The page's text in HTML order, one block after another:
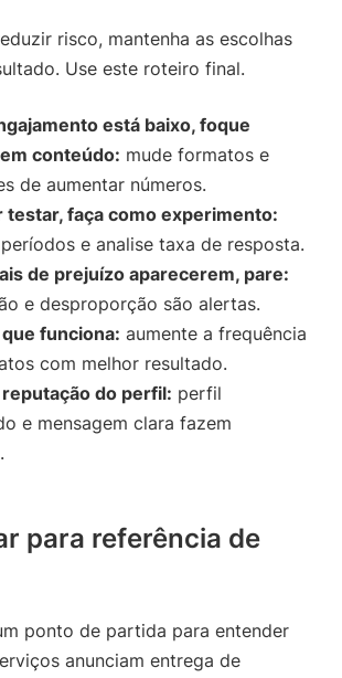
risco, mantenha as escolhas
Use este roteiro final.
está baixo, foque
conteúdo: mude formatos e
de aumentar números.
testar, faça como experimento:
e analise taxa de resposta.
de prejuízo aparecerem, pare:
e desproporção são alertas.
funciona: aumente a frequência
com melhor resultado.
reputação do perfil: perfil
e mensagem clara fazem
para referência de
ponto de partida para entender
anunciam entrega de